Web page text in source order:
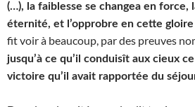
(…), la faiblesse se changea en force,
éternité, et l’opprobre en cette gloire
fit voir à beaucoup, par des preuves
jusqu’à ce qu’il conduisît aux cieux
victoire qu’il avait rapportée du